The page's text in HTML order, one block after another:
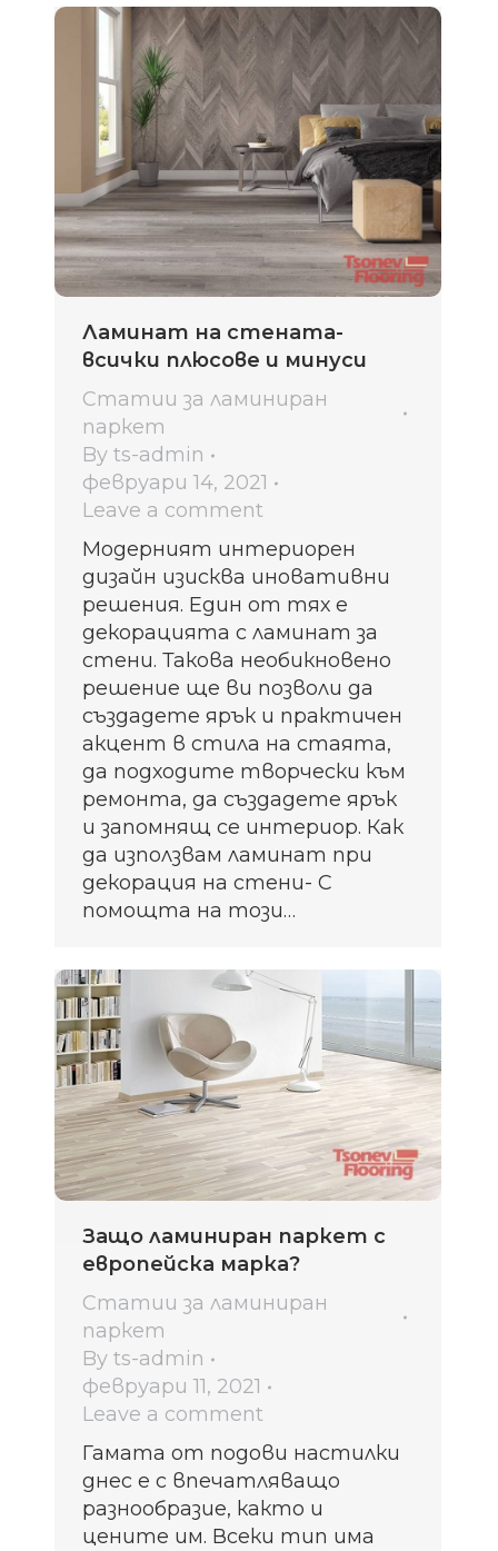
Ламинат на стената-
всички плюсове и минуси
Статии за ламиниран
паркет
Byts-admin
февруари 14, 2021
Leave a comment
Модерният интериорен
дизайн изисква иновативни
решения. Един от тях е
декорацията с ламинат за
стени. Такова необикновено
решение ще ви позволи да
създадете ярък и практичен
акцент в стила на стаята,
да подходите творчески към
ремонта, да създадете ярък
и запомнящ се интериор. Как
да използвам ламинат при
декорация на стени- С
помощта на този…
Защо ламиниран паркет с
европейска марка?
Статии за ламиниран
паркет
Byts-admin
февруари 11, 2021
Leave a comment
Гамата от подови настилки
днес е с впечатляващо
разнообразие, както и
цените им. Всеки тип има